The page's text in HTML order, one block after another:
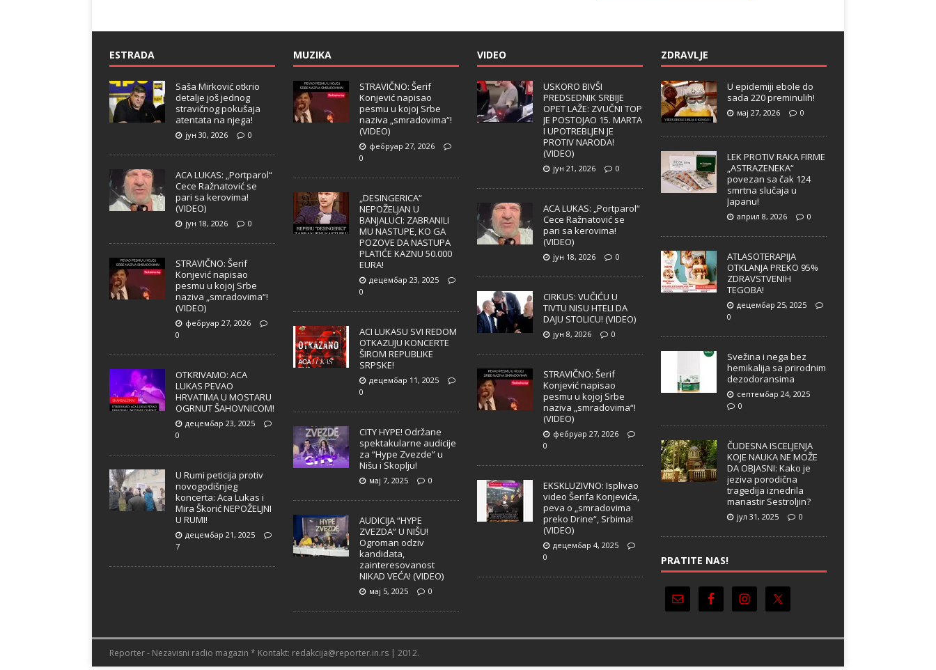
ESTRADA
Saša Mirković otkrio
detalje još jednog
stravičnog pokušaja
atentata na njega!
јун 30, 2026 0
ACA LUKAS: „Portparol“
Cece Ražnatović se
pari sa kerovima!
(VIDEO)
јун 18, 2026 0
STRAVIČNO: Šerif
Konjević napisao
pesmu u kojoj Srbe
naziva „smradovima“!
(VIDEO)
фебруар 27, 2026
0
OTKRIVAMO: ACA
LUKAS PEVAO
HRVATIMA U MOSTARU
OGRNUT ŠAHOVNICOM!
децембар 23, 2025
0
U Rumi peticija protiv
novogodišnjeg
koncerta: Aca Lukas i
Mira Škorić NEPOŽELJNI
U RUMI!
децембар 21, 2025
7
MUZIKA
STRAVIČNO: Šerif
Konjević napisao
pesmu u kojoj Srbe
naziva „smradovima“!
(VIDEO)
фебруар 27, 2026
0
„DESINGERICA“
NEPOŽELJAN U
BANJALUCI: ZABRANILI
MU NASTUPE, KO GA
POZOVE DA NASTUPA
PLATIĆE KAZNU 50.000
EURA!
децембар 23, 2025
0
ACI LUKASU SVI REDOM
OTKAZUJU KONCERTE
ŠIROM REPUBLIKE
SRPSKE!
децембар 11, 2025
0
CITY HYPE! Održane
spektakularne audicije
za “Hype Zvezde” u
Nišu i Skoplju!
мај 7, 2025 0
AUDICIJA “HYPE
ZVEZDA” U NIŠU!
Ogroman odziv
kandidata,
zainteresovanost
NIKAD VEĆA! (VIDEO)
мај 5, 2025 0
VIDEO
USKORO BIVŠI
PREDSEDNIK SRBIJE
OPET LAŽE: ZVUČNI TOP
JE POSTOJAO 15. MARTA
I UPOTREBLJEN JE
PROTIV NARODA!
(VIDEO)
јун 21, 2026 0
ACA LUKAS: „Portparol“
Cece Ražnatović se
pari sa kerovima!
(VIDEO)
јун 18, 2026 0
CIRKUS: VUČIĆU U
TIVTU NISU HTELI DA
DAJU STOLICU! (VIDEO)
јун 8, 2026 0
STRAVIČNO: Šerif
Konjević napisao
pesmu u kojoj Srbe
naziva „smradovima“!
(VIDEO)
фебруар 27, 2026
0
EKSKLUZIVNO: Isplivao
video Šerifa Konjevića,
peva o „smradovima
preko Drine“, Srbima!
(VIDEO)
децембар 4, 2025
0
ZDRAVLJE
U epidemiji ebole do
sada 220 preminulih!
мај 27, 2026 0
LEK PROTIV RAKA FIRME
„ASTRAZENEKA“
povezan sa čak 124
smrtna slučaja u
Japanu!
април 8, 2026 0
ATLASOTERAPIJA
OTKLANJA PREKO 95%
ZDRAVSTVENIH
TEGOBA!
децембар 25, 2025
0
Svežina i nega bez
hemikalija sa prirodnim
dezodoransima
септембар 24, 2025
0
ČUDESNA ISCELJENJA
KOJE NAUKA NE MOŽE
DA OBJASNI: Kako je
jeziva porodična
tragedija iznedrila
manastir Sestroljin?
јул 31, 2025 0
PRATITE NAS!
Reporter - Nezavisni radio magazin * Kontakt: redakcija@reporter.in.rs | 2012.